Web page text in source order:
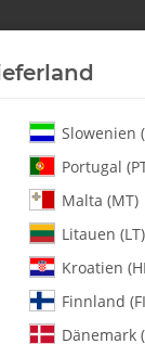
Heli-
Slowenien
Portugal
Malta (MT)
Litauen (LT)
Kroatien
Finnland
Dänemark